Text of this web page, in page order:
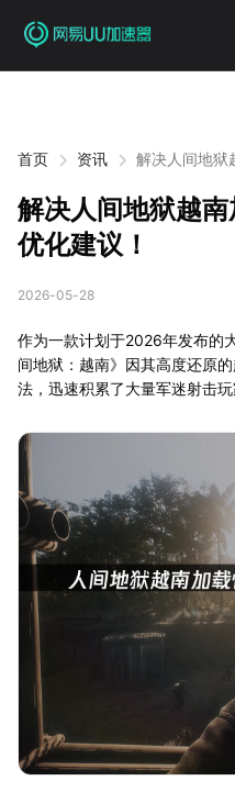
首页 资讯 解决人间地狱
解决人间地狱越
优化建议！
2026-05-28
作为一款计划于2026年发布的
间地狱：越南》因其高度还原
法，迅速积累了大量军迷射击玩